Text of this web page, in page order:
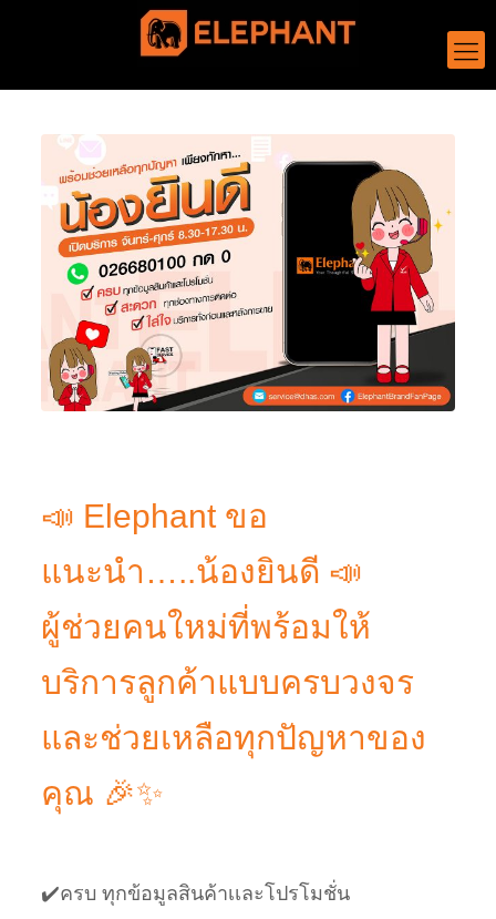
📣 Elephant ขอ
แนะนำ…..น้องยินดี 📣
ผู้ช่วยคนใหม่ที่พร้อมให้
บริการลูกค้าแบบครบวงจร
และช่วยเหลือทุกปัญหาของ
คุณ 🎉✨
✔️ครบ ทุกข้อมูลสินค้าเเละโปรโมชั่น